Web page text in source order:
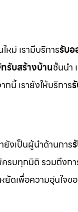
หม่ เรามีบริการรับอ
รับสร้างบ้านชั้นนำ
นี้ เรายังให้บริการ
ยังเป็นผู้นำด้านการ
รบทุกมิติ รวมถึงก
ยัดเพื่อความอุ่นใจ